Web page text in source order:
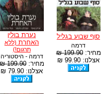
סוף שבוע בגליל
דרמה
מחיר:199.90 ₪
אצלנו: 99.90 ₪
נערת בולין
האחרת (ללא
תרגום!)
דרמה - היסטוריה
מחיר:199.90 ₪
אצלנו: 79.90 ₪